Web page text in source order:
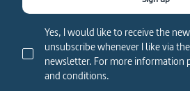
Yes, I would like to receive the
unsubscribe whenever I like via
newsletter. For more information
and conditions.